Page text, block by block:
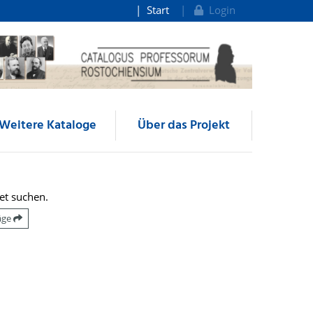
Start Login
Kataloge Über das Projekt
suchen.